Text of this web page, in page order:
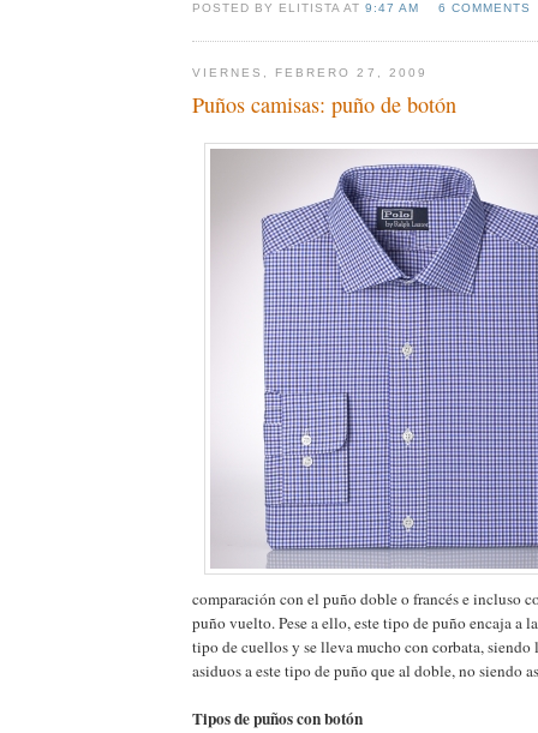
POSTED BY ELITISTA AT9:47 AM 6 COMMENTS
VIERNES, FEBRERO 27, 2009
Puños camisas: puño de botón
comparación con el puño doble o francés e incluso
puño vuelto. Pese a ello, este tipo de puño encaja a
tipo de cuellos y se lleva mucho con corbata, siendo
asiduos a este tipo de puño que al doble, no siendo
Tipos de puños con botón